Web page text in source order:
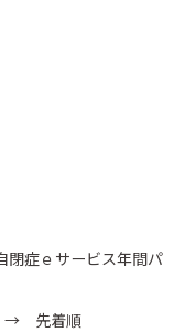
閉症ｅサービス年間パ
→ 先着順